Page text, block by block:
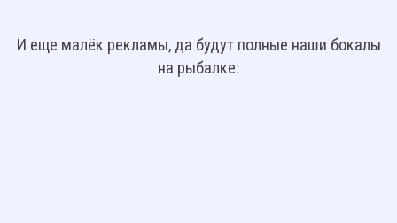
И еще малёк рекламы, да будут полные наши бокалы
на рыбалке: